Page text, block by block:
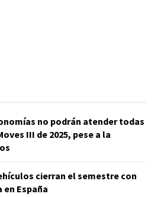
no podrán atender todas
III de 2025, pese a la
cierran el semestre con
en España